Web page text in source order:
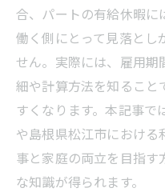
合、パートの有給休暇に
働く側にとって見落とし
せん。実際には、雇用
細や計算方法を知ること
すくなります。本記事
や島根県松江市におけ
事と家庭の両立を目指
な知識が得られます。